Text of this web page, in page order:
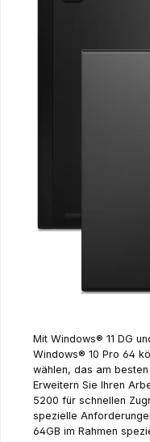
Mit Windows® 11 DG
Windows® 10 Pro 64
wählen, das am
Erweitern Sie Ihren
5200 für schnellen
spezielle
64GB im Rahmen